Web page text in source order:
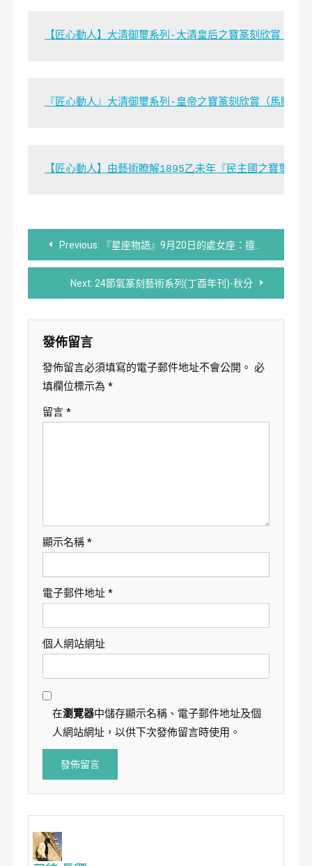
【匠心動人】大清御璽系列-大清皇后之寶篆刻欣賞｜經
『匠心動人』大清御璽系列-皇帝之寶篆刻欣賞（馬關條
【匠心動人】由藝術瞭解1895乙未年『民主國之寶璽』
文
章
導
覽
Previous: 『星座物語』9月20日的處女座：擅長管理的人
Next: 24節氣篆刻藝術系列(丁酉年刊)-秋分
發佈留言
發佈留言必須填寫的電子郵件地址不會公開。 必
填欄位標示為 *
留言 *
顯示名稱 *
電子郵件地址 *
個人網站網址
在瀏覽器中儲存顯示名稱、電子郵件地址及個
人網站網址，以供下次發佈留言時使用。